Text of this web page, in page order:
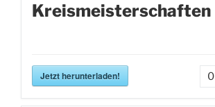
Kreismeisterschaften
Jetzt herunterladen! 0